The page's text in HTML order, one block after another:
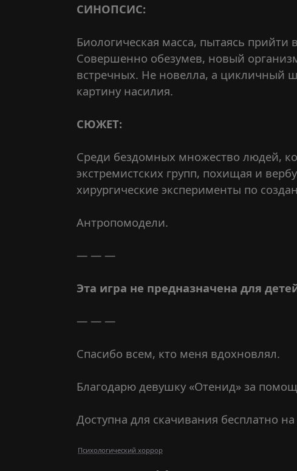
СИНОПСИС:
Биологическая масса, пытаясь прийти
Совершенно обезумев, новый
встречных. Не новелла, а цикличный
картину насилия.
СЮЖЕТ:
Среди бездомных множество людей,
экстремистских групп, похищая и
хирургические эксперименты по
Антропомодели.
— — —
Эта игра не предназначена для
— — —
Спасибо всем, кто меня вдохновлял.
Благодарю девушку «Отенид» за
Доступна для скачивания бесплатно
Психологический хоррор